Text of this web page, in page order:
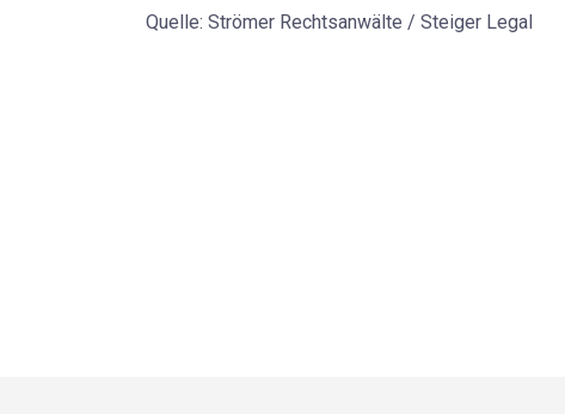
Quelle: Strömer Rechtsanwälte / Steiger Legal